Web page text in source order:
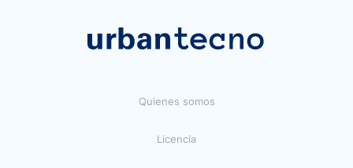
Quienes somos
Licencia